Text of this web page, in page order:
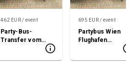
462 EUR / event
Party-Bus-
Transfer vom
695 EUR / event
Partybus Wien
Flughafen